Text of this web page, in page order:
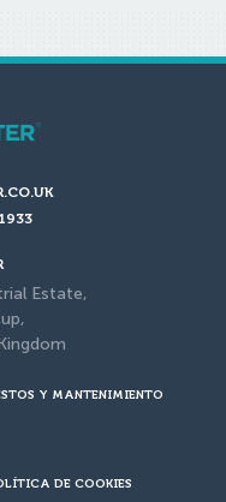
Estate,
Y MANTENIMIENTO
DE COOKIES